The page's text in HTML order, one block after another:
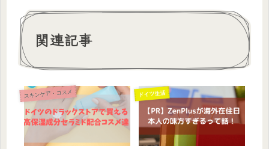
関連記事
スキンケア・コスメ ドイツ生活